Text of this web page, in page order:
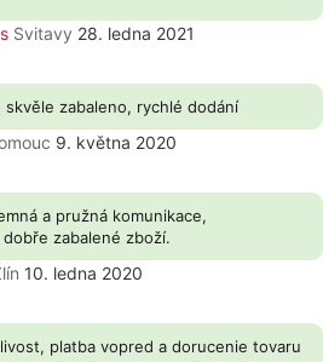
Svitavy 28. ledna 2021
skvěle zabaleno, rychlé dodání
9. května 2020
a pružná komunikace,
zabalené zboží.
10. ledna 2020
platba vopred a dorucenie tovaru